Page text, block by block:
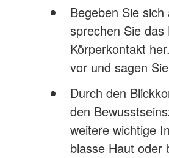
Begeben Sie
sprechen Sie
Körperkontakt
vor und sagen
Durch den
den
weitere wichtige
blasse Haut oder